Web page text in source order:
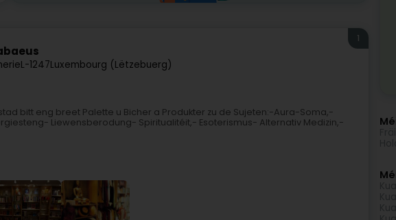
L-1247Luxembourg (Lëtzebuerg)
1
bitt eng breet Palette u Bicher a Produkter zu de Sujeten:-Aura-Soma,-
Liewensberodung- Spiritualitéit,- Esoterismus- Alternativ Medizin,-